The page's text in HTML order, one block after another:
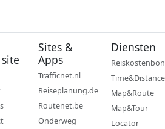
Sites &
Apps
Trafficnet.nl
Reiseplanung.de
Routenet.be
Onderweg
Diensten
Reiskostenbon
Time&Distance
Map&Route
Map&Tour
Locator